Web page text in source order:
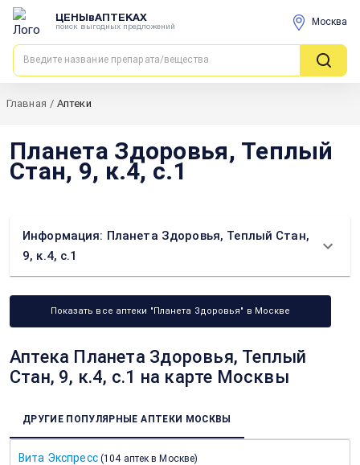
ЦЕНЫвАПТЕКАХ
поиск выгодных предложений Москва
Главная / Аптеки
Планета Здоровья, Теплый
Стан, 9, к.4, с.1
Информация: Планета Здоровья, Теплый Стан,
9, к.4, с.1
Показать все аптеки "Планета Здоровья" в Москве
Аптека Планета Здоровья, Теплый
Стан, 9, к.4, с.1 на карте Москвы
ДРУГИЕ ПОПУЛЯРНЫЕ АПТЕКИ МОСКВЫ
Вита Экспресс (104 аптек в Москве)